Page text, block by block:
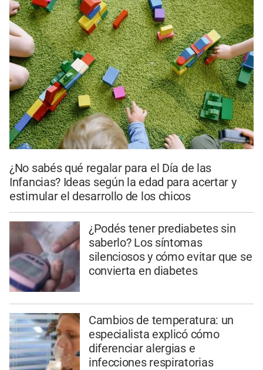
¿No sabés qué regalar para el Día de las
Infancias? Ideas según la edad para acertar y
estimular el desarrollo de los chicos
¿Podés tener prediabetes sin
saberlo? Los síntomas
silenciosos y cómo evitar que se
convierta en diabetes
Cambios de temperatura: un
especialista explicó cómo
diferenciar alergias e
infecciones respiratorias